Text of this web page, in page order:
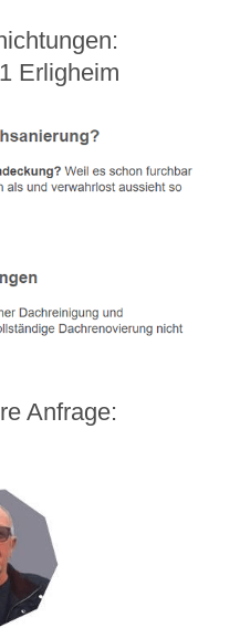
Erligheim
Anfrage: